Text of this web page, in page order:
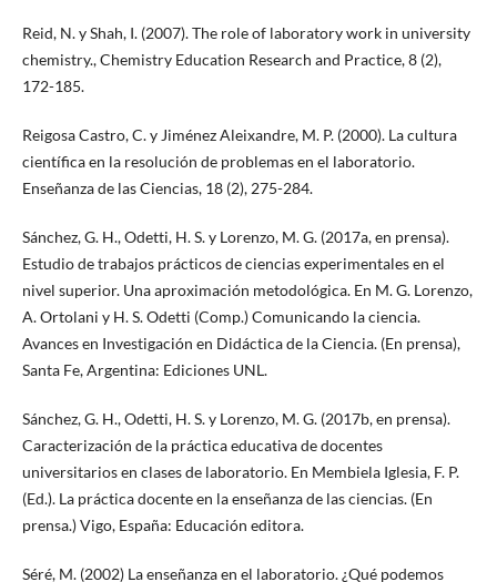
Reid, N. y Shah, I. (2007). The role of laboratory work in university
chemistry., Chemistry Education Research and Practice, 8 (2),
172-185.
Reigosa Castro, C. y Jiménez Aleixandre, M. P. (2000). La cultura
científica en la resolución de problemas en el laboratorio.
Enseñanza de las Ciencias, 18 (2), 275-284.
Sánchez, G. H., Odetti, H. S. y Lorenzo, M. G. (2017a, en prensa).
Estudio de trabajos prácticos de ciencias experimentales en el
nivel superior. Una aproximación metodológica. En M. G. Lorenzo,
A. Ortolani y H. S. Odetti (Comp.) Comunicando la ciencia.
Avances en Investigación en Didáctica de la Ciencia. (En prensa),
Santa Fe, Argentina: Ediciones UNL.
Sánchez, G. H., Odetti, H. S. y Lorenzo, M. G. (2017b, en prensa).
Caracterización de la práctica educativa de docentes
universitarios en clases de laboratorio. En Membiela Iglesia, F. P.
(Ed.). La práctica docente en la enseñanza de las ciencias. (En
prensa.) Vigo, España: Educación editora.
Séré, M. (2002) La enseñanza en el laboratorio. ¿Qué podemos